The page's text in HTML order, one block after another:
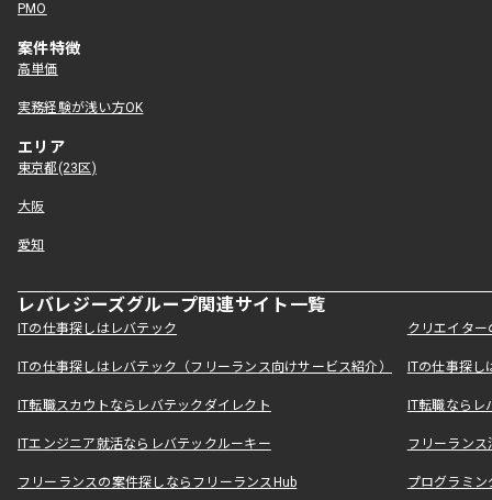
PMO
案件特徴
高単価
実務経験が浅い方OK
エリア
東京都(23区)
大阪
愛知
レバレジーズグループ関連サイト一覧
ITの仕事探しはレバテック クリエイタ
ITの仕事探しはレバテック（フリーランス向けサービス紹介） ITの仕事探
IT転職スカウトならレバテックダイレクト IT転職なら
ITエンジニア就活ならレバテックルーキー フリーラン
フリーランスの案件探しならフリーランスHub プログラミ